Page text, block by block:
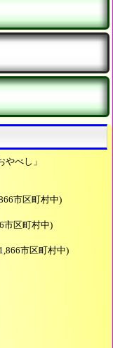
やべし」
市区町村中)
市区町村中)
市区町村中)